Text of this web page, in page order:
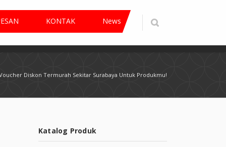
KONTAK News
Diskon Termurah Sekitar Surabaya Untuk Produkmu!
Katalog Produk